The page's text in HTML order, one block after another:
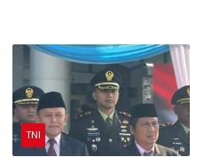
TNI